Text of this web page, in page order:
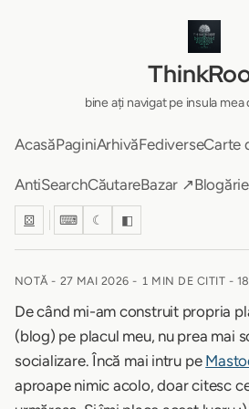
bine ați navigat pe insula
AcasăPaginiArhivăFediverseCarte
AntiSearchCăutareBazar ↗
⚄ ⌨ ☾ ◧
NOTĂ - 27 MAI 2026 - 1 MIN DE CITIT -
De când mi-am construit propria
(blog) pe placul meu, nu prea mai
socializare. Încă mai intru pe
aproape nimic acolo, doar citesc